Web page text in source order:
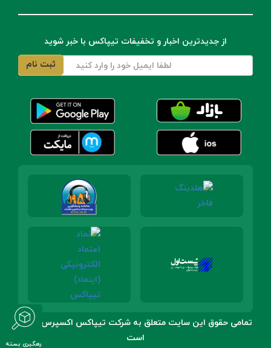
از جدیدترین اخبار و تخفیفات تیپاکس با خبر شوید
رهگیری بسته
تمامی حقوق این سایت متعلق به شرکت تیپاکس اکسپرس پارس
است